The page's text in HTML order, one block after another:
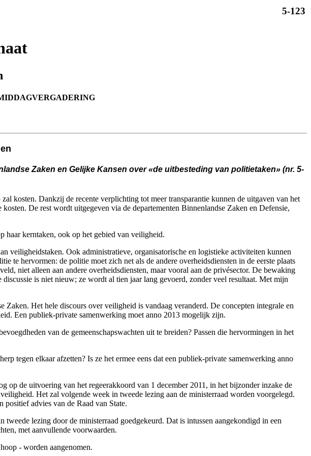
5-123
Zaken en Gelijke Kansen over «de uitbesteding van politietaken» (nr. 5-
kosten. Dankzij de recente verplichting tot meer transparantie kunnen de uitgaven van het
De rest wordt uitgegeven via de departementen Binnenlandse Zaken en Defensie,
haar kerntaken, ook op het gebied van veiligheid.
veiligheidstaken. Ook administratieve, organisatorische en logistieke activiteiten kunnen
te hervormen: de politie moet zich net als de andere overheidsdiensten in de eerste plaats
niet alleen aan andere overheidsdiensten, maar vooral aan de privésector. De bewaking
is niet nieuw; ze wordt al tien jaar lang gevoerd, zonder veel resultaat. Met mijn
Het hele discours over veiligheid is vandaag veranderd. De concepten integrale en
Een publiek-private samenwerking moet anno 2013 mogelijk zijn.
van de gemeenschapswachten uit te breiden? Passen die hervormingen in het
tegen elkaar afzetten? Is ze het ermee eens dat een publiek-private samenwerking anno
op de uitvoering van het regeerakkoord van 1 december 2011, in het bijzonder inzake de
Het zal volgende week in tweede lezing aan de ministerraad worden voorgelegd.
advies van de Raad van State.
lezing door de ministerraad goedgekeurd. Dat is intussen aangekondigd in een
met aanvullende voorwaarden.
- worden aangenomen.